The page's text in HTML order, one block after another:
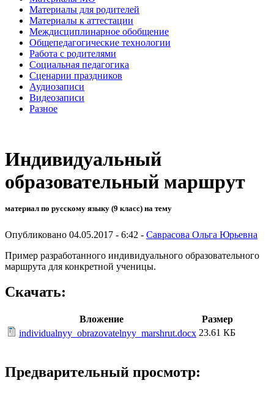
Материалы для родителей
Материалы к аттестации
Междисциплинарное обобщение
Общепедагогические технологии
Работа с родителями
Социальная педагогика
Сценарии праздников
Аудиозаписи
Видеозаписи
Разное
Индивидуальный
образовательный маршрут
материал по русскому языку (9 класс) на тему
Опубликовано 04.05.2017 - 6:42 - Саврасова Ольга Юрьевна
Пример разработанного индивидуального образовательного
маршрута для конкретной ученицы.
Скачать:
Вложение
Размер
individualnyy_obrazovatelnyy_marshrut.docx 23.61 КБ
Предварительный просмотр: